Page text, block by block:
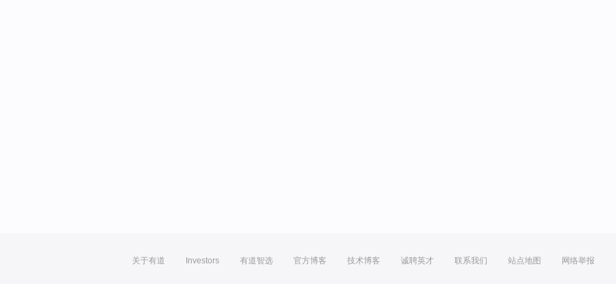
关于有道 Investors 有道智选 官方博客 技术博客 诚聘英才 联系我们 站点地图 网络举报